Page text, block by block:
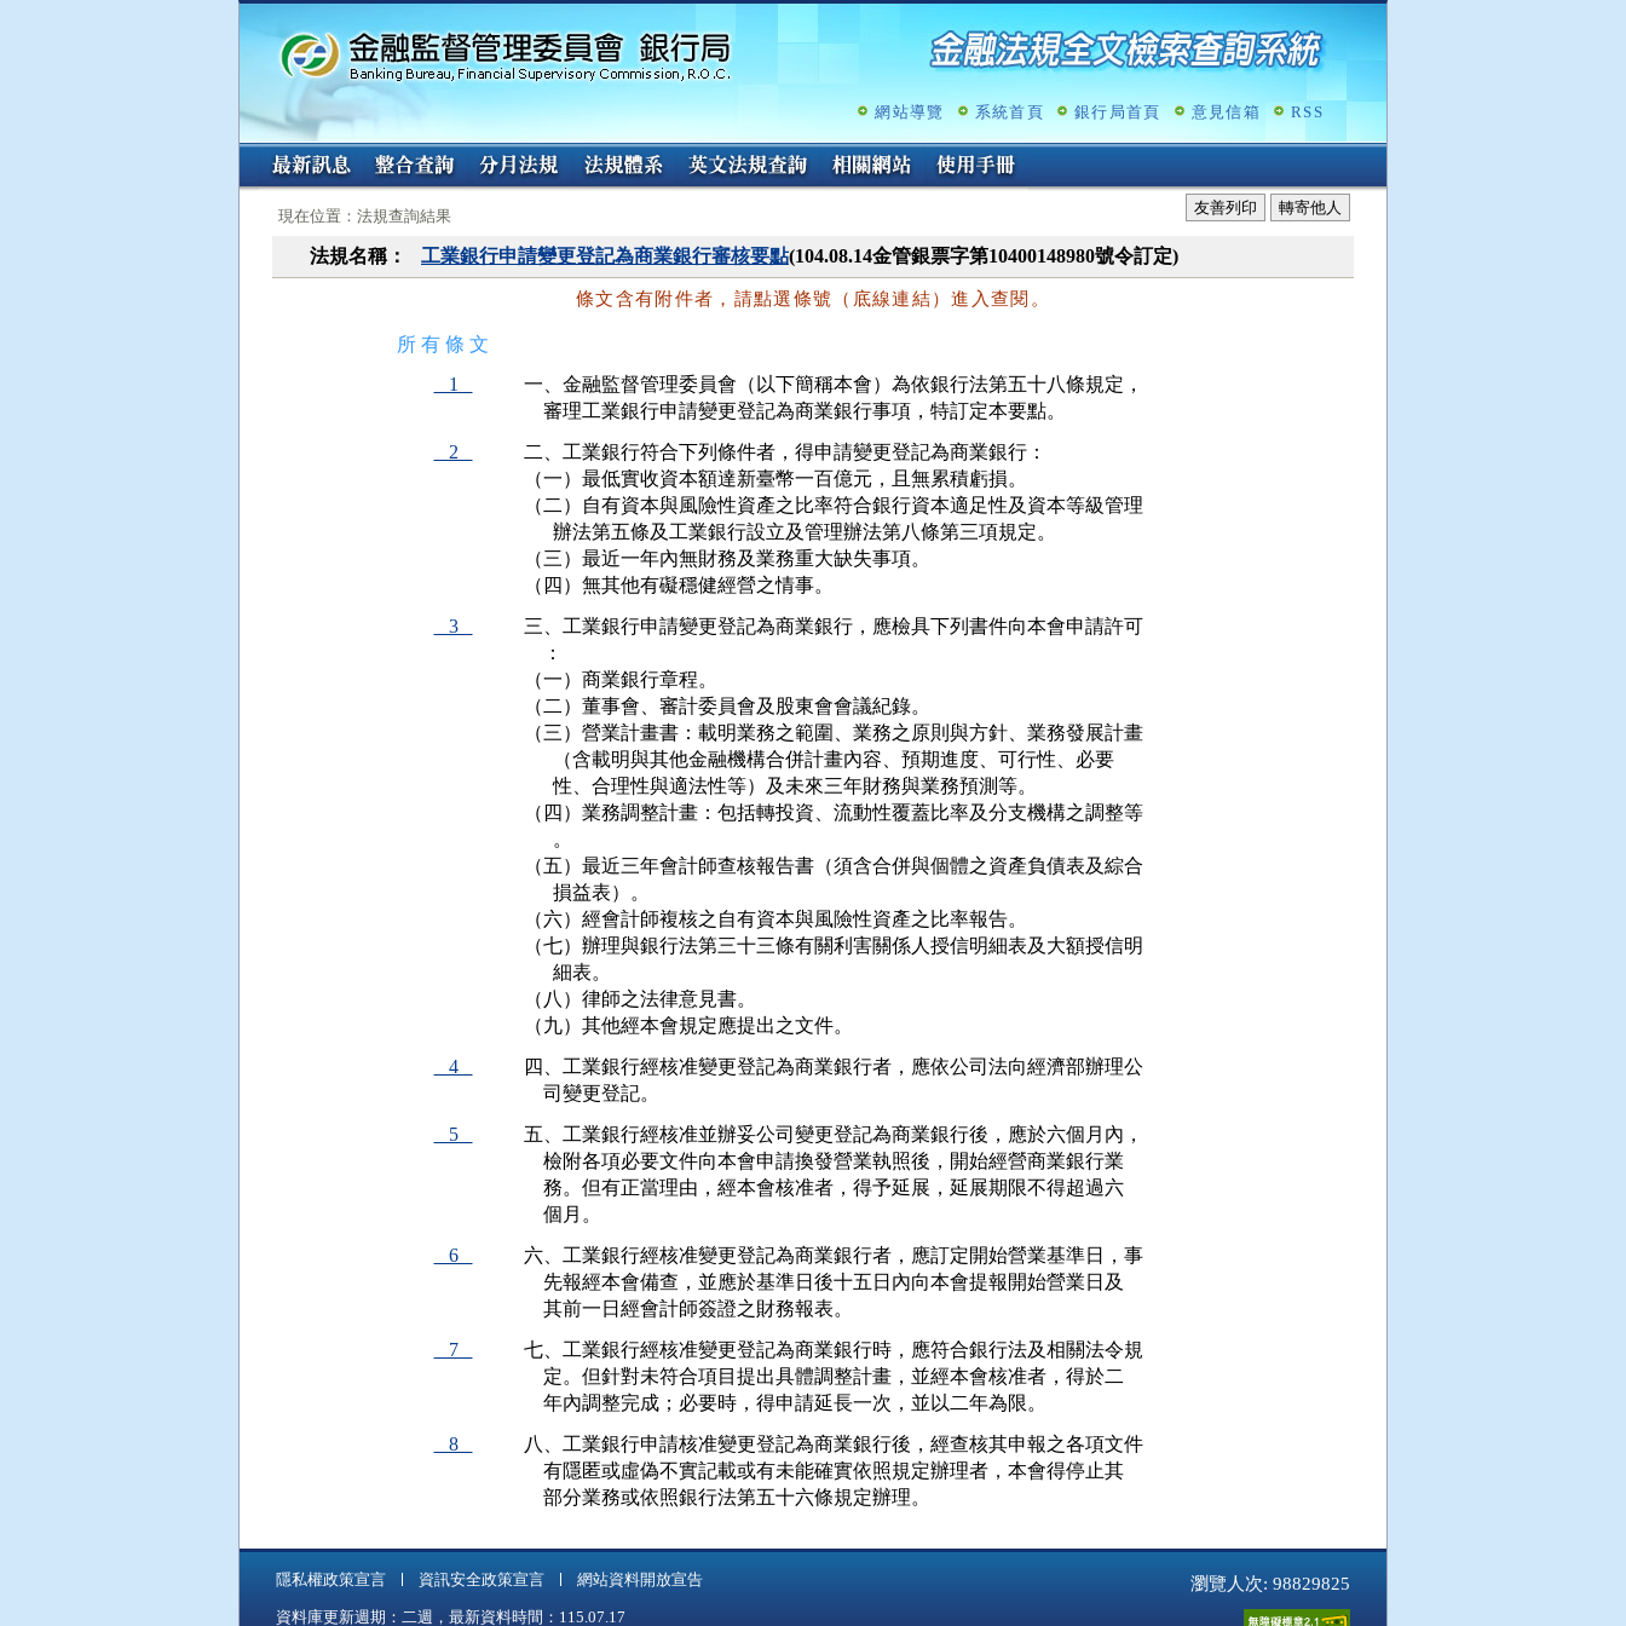
跳
容
網站導覽 系統首頁 銀行局首頁 意見信箱 RSS
:::
現在位置：法規查詢結果 友善列印 轉寄他人
法規名稱： 工業銀行申請變更登記為商業銀行審核要點(104.08.14金管銀票字第10400148980號令訂定)
條文含有附件者，請點選條號（底線連結）進入查閱。
所 有 條 文
1
一、金融監督管理委員會（以下簡稱本會）為依銀行法第五十八條規定，
    審理工業銀行申請變更登記為商業銀行事項，特訂定本要點。
2
二、工業銀行符合下列條件者，得申請變更登記為商業銀行：
（一）最低實收資本額達新臺幣一百億元，且無累積虧損。
（二）自有資本與風險性資產之比率符合銀行資本適足性及資本等級管理
      辦法第五條及工業銀行設立及管理辦法第八條第三項規定。
（三）最近一年內無財務及業務重大缺失事項。
（四）無其他有礙穩健經營之情事。
3
三、工業銀行申請變更登記為商業銀行，應檢具下列書件向本會申請許可
    ：
（一）商業銀行章程。
（二）董事會、審計委員會及股東會會議紀錄。
（三）營業計畫書：載明業務之範圍、業務之原則與方針、業務發展計畫
      （含載明與其他金融機構合併計畫內容、預期進度、可行性、必要
      性、合理性與適法性等）及未來三年財務與業務預測等。
（四）業務調整計畫：包括轉投資、流動性覆蓋比率及分支機構之調整等
      。
（五）最近三年會計師查核報告書（須含合併與個體之資產負債表及綜合
      損益表）。
（六）經會計師複核之自有資本與風險性資產之比率報告。
（七）辦理與銀行法第三十三條有關利害關係人授信明細表及大額授信明
      細表。
（八）律師之法律意見書。
（九）其他經本會規定應提出之文件。
4
四、工業銀行經核准變更登記為商業銀行者，應依公司法向經濟部辦理公
    司變更登記。
5
五、工業銀行經核准並辦妥公司變更登記為商業銀行後，應於六個月內，
    檢附各項必要文件向本會申請換發營業執照後，開始經營商業銀行業
    務。但有正當理由，經本會核准者，得予延展，延展期限不得超過六
    個月。
6
六、工業銀行經核准變更登記為商業銀行者，應訂定開始營業基準日，事
    先報經本會備查，並應於基準日後十五日內向本會提報開始營業日及
    其前一日經會計師簽證之財務報表。
7
七、工業銀行經核准變更登記為商業銀行時，應符合銀行法及相關法令規
    定。但針對未符合項目提出具體調整計畫，並經本會核准者，得於二
    年內調整完成；必要時，得申請延長一次，並以二年為限。
8
八、工業銀行申請核准變更登記為商業銀行後，經查核其申報之各項文件
    有隱匿或虛偽不實記載或有未能確實依照規定辦理者，本會得停止其
    部分業務或依照銀行法第五十六條規定辦理。
隱私權政策宣言 資訊安全政策宣言 網站資料開放宣告 瀏覽人次: 98829825
資料庫更新週期：二週，最新資料時間：115.07.17